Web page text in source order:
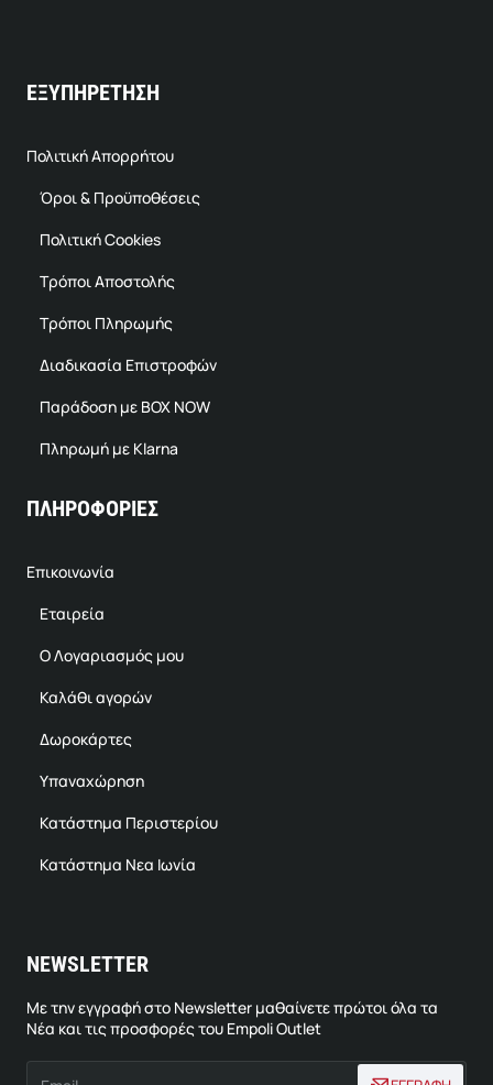
ΕΞΥΠΗΡΕΤΗΣΗ
Πολιτική Απορρήτου
Όροι & Προϋποθέσεις
Πολιτική Cookies
Τρόποι Αποστολής
Τρόποι Πληρωμής
Διαδικασία Επιστροφών
Παράδοση με BOX NOW
Πληρωμή με Klarna
ΠΛΗΡΟΦΟΡΙΕΣ
Επικοινωνία
Εταιρεία
Ο Λογαριασμός μου
Καλάθι αγορών
Δωροκάρτες
Υπαναχώρηση
Κατάστημα Περιστερίου
Κατάστημα Νεα Ιωνία
NEWSLETTER
Με την εγγραφή στο Newsletter μαθαίνετε πρώτοι όλα τα
Νέα και τις προσφορές του Empoli Outlet